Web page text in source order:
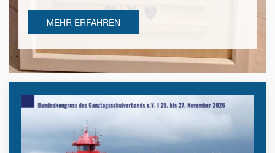
MEHR ERFAHREN